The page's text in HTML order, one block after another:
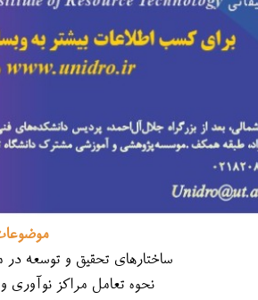
ساختارهای تحقیق و توسعه در
نحوه تعامل مراکز نوآوری و